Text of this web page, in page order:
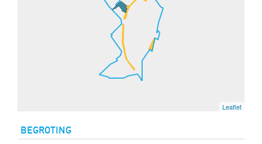
Leaflet
BEGROTING